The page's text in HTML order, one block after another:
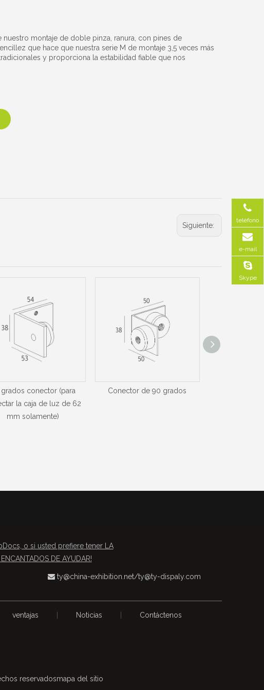
montaje de doble pinza, ranura, con pines de
que hace que nuestra serie M de montaje 3,5 veces más
y proporciona la estabilidad fiable que nos
Siguiente:
conector (para
la caja de luz de 62
mm solamente)
Conector de 90 grados
o si usted prefiere tener LA
DE AYUDAR!
 ty@china-exhibition.net/ty@ty-dispaly.com
ventajas Noticias Contáctenos
teléfono
e-mail
Skype
reservadosmapa del sitio